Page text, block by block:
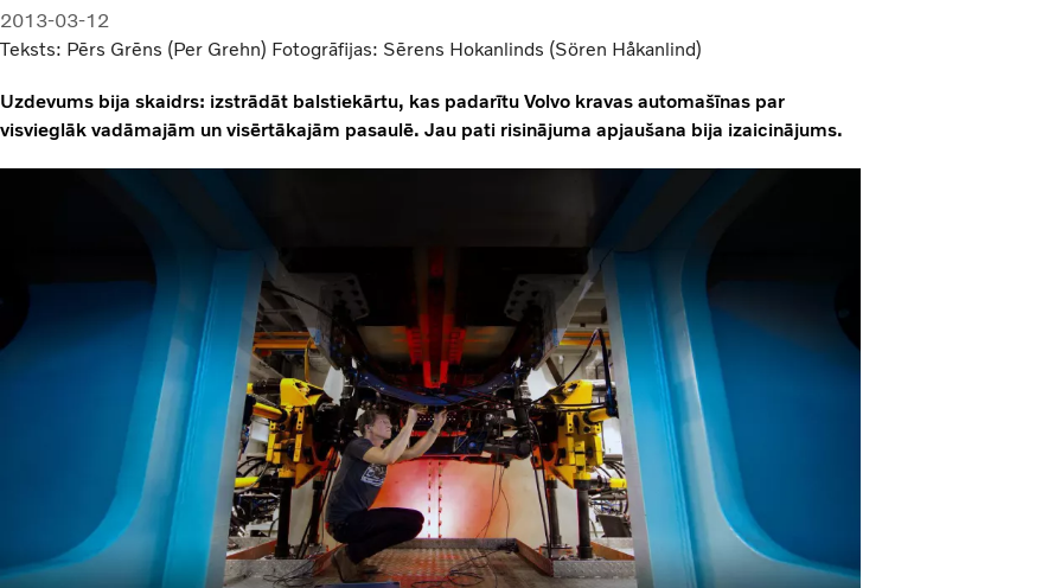
2013-03-12
Teksts: Pērs Grēns (Per Grehn) Fotogrāfijas: Sērens Hokanlinds (Sören Håkanlind)
Uzdevums bija skaidrs: izstrādāt balstiekārtu, kas padarītu Volvo kravas automašīnas par
visvieglāk vadāmajām un visērtākajām pasaulē. Jau pati risinājuma apjaušana bija izaicinājums.